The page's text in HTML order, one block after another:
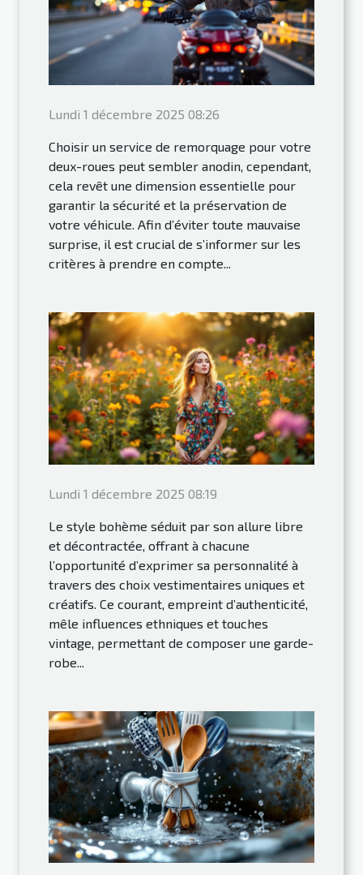
Lundi 1 décembre 2025 08:26
Choisir un service de remorquage pour votre
deux-roues peut sembler anodin, cependant,
cela revêt une dimension essentielle pour
garantir la sécurité et la préservation de
votre véhicule. Afin d’éviter toute mauvaise
surprise, il est crucial de s’informer sur les
critères à prendre en compte...
Lundi 1 décembre 2025 08:19
Le style bohème séduit par son allure libre
et décontractée, offrant à chacune
l’opportunité d’exprimer sa personnalité à
travers des choix vestimentaires uniques et
créatifs. Ce courant, empreint d’authenticité,
mêle influences ethniques et touches
vintage, permettant de composer une garde-
robe...